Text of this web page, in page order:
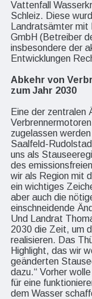
Vattenfall
Schleiz. Diese
Landratsämter
GmbH (Betreiber
insbesondere der
Entwicklungen
Abkehr von
zum Jahr 2030
Eine der zentralen
zugelassen
Saalfeld-
uns als
des
wir als Region mit
ein wichtiges
aber auch die
einschneidende
Und Landrat
2030 die Zeit, um
realisieren. Das
Highlight, das wir
geänderten
dazu.“ Vorher
für eine
dem Wasser